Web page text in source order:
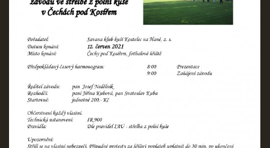
REKORDY
ČLENSKÁ SCHŮZE ČSK
VÝKONNÝ VÝBOR, SPORTOVNĚ TECHNICKÁ KOMISE
OSTATNÍ